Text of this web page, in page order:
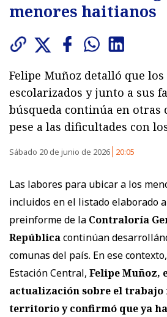
menores haitianos
Felipe Muñoz detalló que
escolarizados y junto a sus
búsqueda continúa en otras
pese a las dificultades con
Sábado 20 de junio de 2026 20:05
Las labores para ubicar a los
incluidos en el listado elaborado
preinforme de la Contraloría
Repúblicacontinúan
comunas del país. En ese
Estación Central, Felipe Muñoz,
actualización sobre el trabajo
territorio y confirmó que ya